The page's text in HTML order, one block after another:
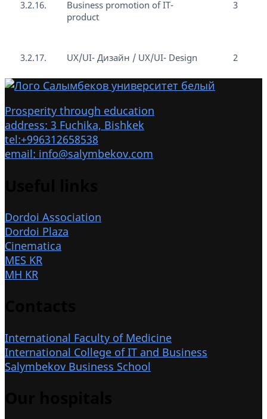
3.2.16.
Business promotion of IT-
product
3
3.2.17. UX/UI- Дизайн / UX/UI- Design 2
Prosperity through education
address: 3 Fuchika, Bishkek
tel:+996312658538
email: info@salymbekov.com
Dordoi Association
Dordoi Plaza
Cinematica
MES KR
MH KR
International Faculty of Medicine
International College of IT and Business
Salymbekov Business School